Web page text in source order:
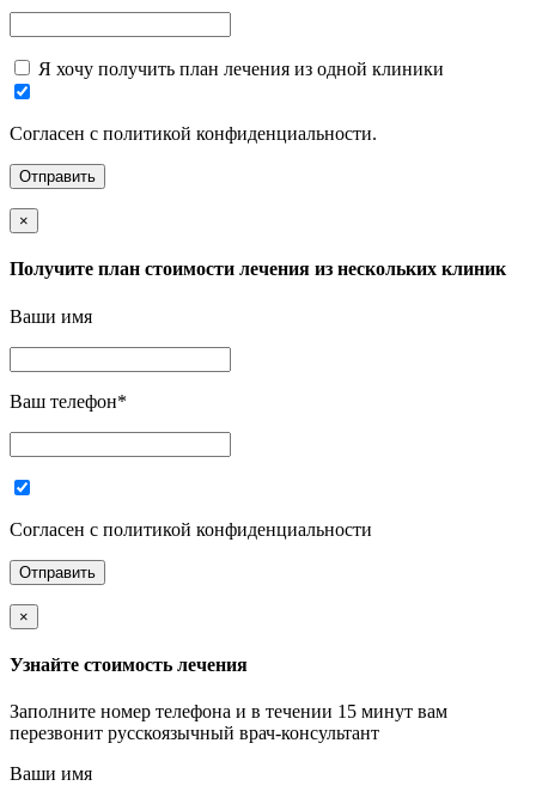
Я хочу получить план лечения из одной клиники
Согласен с политикой конфиденциальности.
×
Получите план стоимости лечения из нескольких клиник
Ваши имя
Ваш телефон*
Согласен с политикой конфиденциальности
×
Узнайте стоимость лечения
Заполните номер телефона и в течении 15 минут вам
перезвонит русскоязычный врач-консультант
Ваши имя